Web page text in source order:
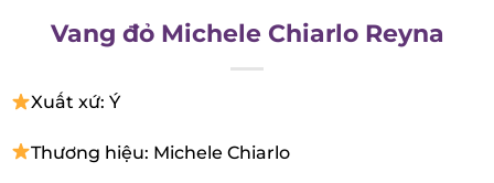
Vang đỏ Michele Chiarlo Reyna
Xuất xứ: Ý
Thương hiệu: Michele Chiarlo